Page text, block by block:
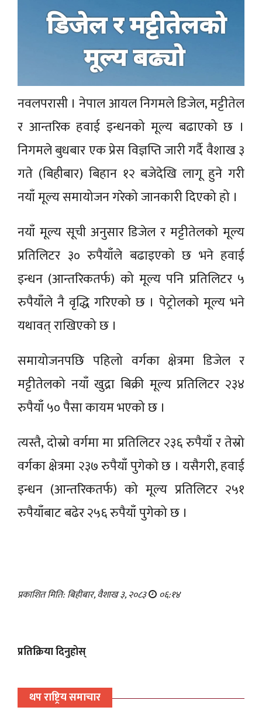
नवलपरासी । नेपाल आयल निगमले डिजेल, मट्टीतेल
र आन्तरिक हवाई इन्धनको मूल्य बढाएको छ ।
निगमले बुधबार एक प्रेस विज्ञप्ति जारी गर्दै वैशाख ३
गते (बिहीबार) बिहान १२ बजेदेखि लागू हुने गरी
नयाँ मूल्य समायोजन गरेको जानकारी दिएको हो ।
नयाँ मूल्य सूची अनुसार डिजेल र मट्टीतेलको मूल्य
प्रतिलिटर ३० रुपैयाँले बढाइएको छ भने हवाई
इन्धन (आन्तरिकतर्फ) को मूल्य पनि प्रतिलिटर ५
रुपैयाँले नै वृद्धि गरिएको छ । पेट्रोलको मूल्य भने
यथावत् राखिएको छ ।
समायोजनपछि पहिलो वर्गका क्षेत्रमा डिजेल र
मट्टीतेलको नयाँ खुद्रा बिक्री मूल्य प्रतिलिटर २३४
रुपैयाँ ५० पैसा कायम भएको छ ।
त्यस्तै, दोस्रो वर्गमा मा प्रतिलिटर २३६ रुपैयाँ र तेस्रो
वर्गका क्षेत्रमा २३७ रुपैयाँ पुगेको छ । यसैगरी, हवाई
इन्धन (आन्तरिकतर्फ) को मूल्य प्रतिलिटर २५१
रुपैयाँबाट बढेर २५६ रुपैयाँ पुगेको छ ।
प्रकाशित मिति: बिहीबार, वैशाख ३, २०८३ ०६:१४
प्रतिक्रिया दिनुहोस्
थप राष्ट्रिय समाचार